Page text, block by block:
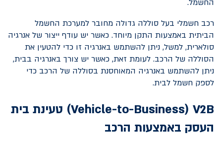
החשמל.
רכב חשמלי בעל סוללה גדולה מחובר למערכת החשמל
הביתית באמצעות התקן מיוחד. כאשר יש עודף ייצור של אנרגיה
סולארית, למשל, ניתן להשתמש באנרגיה זו כדי להטעין את
הסוללה של הרכב. לעומת זאת, כאשר יש צורך באנרגיה בבית,
ניתן להשתמש באנרגיה המאוחסנת בסוללה של הרכב כדי
לספק חשמל לבית.
V2B
(
Vehicle-to-Business) טעינת בית
העסק באמצעות הרכב